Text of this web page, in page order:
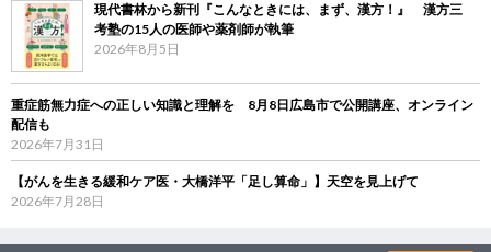
現代書林から新刊『こんなときには、まず、漢方！』 漢方三
考塾の15人の医師や薬剤師が執筆
2026年8月5日
重症筋無力症への正しい知識と理解を 8月8日広島市で公開講座、オンライン
配信も
2026年7月31日
【がんを生きる緩和ケア医・大橋洋平「足し算命」】天空を見上げて
2026年7月28日